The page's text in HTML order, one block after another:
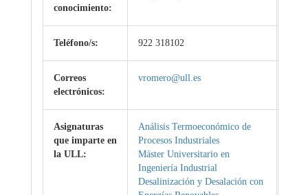
conocimiento:
Teléfono/s: 922 318102
Correos
electrónicos:
vromero@ull.es
Asignaturas
que imparte en
la ULL:
Análisis Termoeconómico de
Procesos Industriales
Máster Universitario en
Ingeniería Industrial
Desalinización y Desalación con